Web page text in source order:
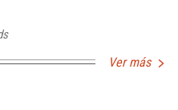
Ver más